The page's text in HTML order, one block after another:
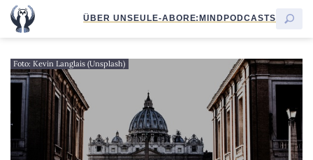
ÜBER UNSEULE-ABORE:MINDPODCASTS
Foto: Kevin Langlais (Unsplash)